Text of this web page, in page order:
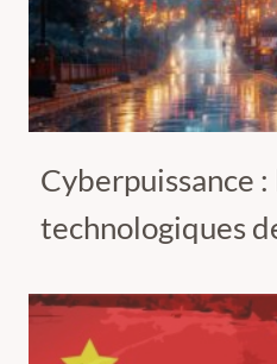
Cyberpuissance
technologiques